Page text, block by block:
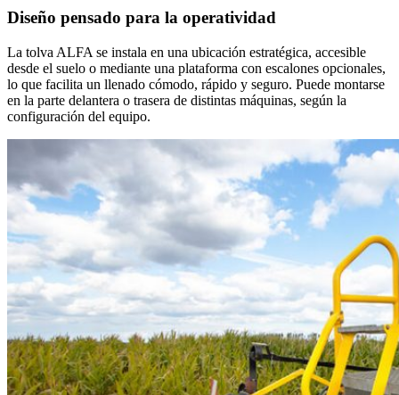
Diseño pensado para la operatividad
La tolva ALFA se instala en una ubicación estratégica, accesible
desde el suelo o mediante una plataforma con escalones opcionales,
lo que facilita un llenado cómodo, rápido y seguro. Puede montarse
en la parte delantera o trasera de distintas máquinas, según la
configuración del equipo.